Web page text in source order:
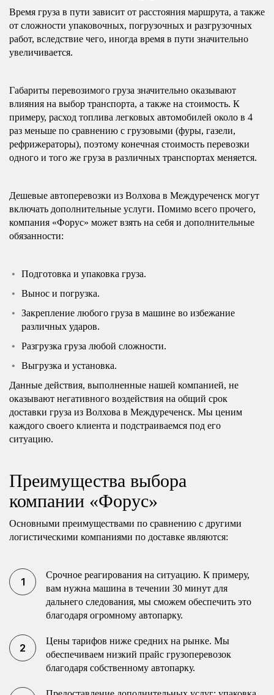
Время груза в пути зависит от расстояния маршрута, а также
от сложности упаковочных, погрузочных и разгрузочных
работ, вследствие чего, иногда время в пути значительно
увеличивается.
Габариты перевозимого груза значительно оказывают
влияния на выбор транспорта, а также на стоимость. К
примеру, расход топлива легковых автомобилей около в 4
раз меньше по сравнению с грузовыми (фуры, газели,
рефрижераторы), поэтому конечная стоимость перевозки
одного и того же груза в различных транспортах меняется.
Дешевые автоперевозки из Волхова в Междуреченск могут
включать дополнительные услуги. Помимо всего прочего,
компания «Форус» может взять на себя и дополнительные
обязанности:
Подготовка и упаковка груза.
Вынос и погрузка.
Закрепление любого груза в машине во избежание
различных ударов.
Разгрузка груза любой сложности.
Выгрузка и установка.
Данные действия, выполненные нашей компанией, не
оказывают негативного воздействия на общий срок
доставки груза из Волхова в Междуреченск. Мы ценим
каждого своего клиента и подстраиваемся под его
ситуацию.
Преимущества выбора
компании «Форус»
Основными преимуществами по сравнению с другими
логистическими компаниями по доставке являются:
Срочное реагирования на ситуацию. К примеру,
вам нужна машина в течении 30 минут для
дальнего следования, мы сможем обеспечить это
благодаря огромному автопарку.
Цены тарифов ниже средних на рынке. Мы
обеспечиваем низкий прайс грузоперевозок
благодаря собственному автопарку.